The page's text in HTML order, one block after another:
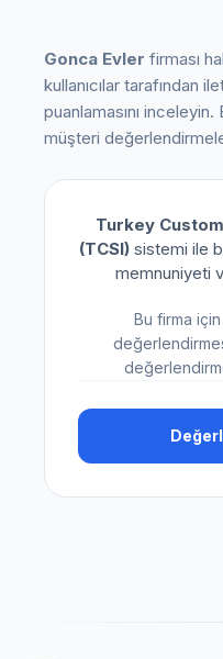
Gonca Evler firması
kullanıcılar tarafından
puanlamasını
müşteri
Turkey
(TCSI)sistemi ile
memnuniyeti
Bu firma